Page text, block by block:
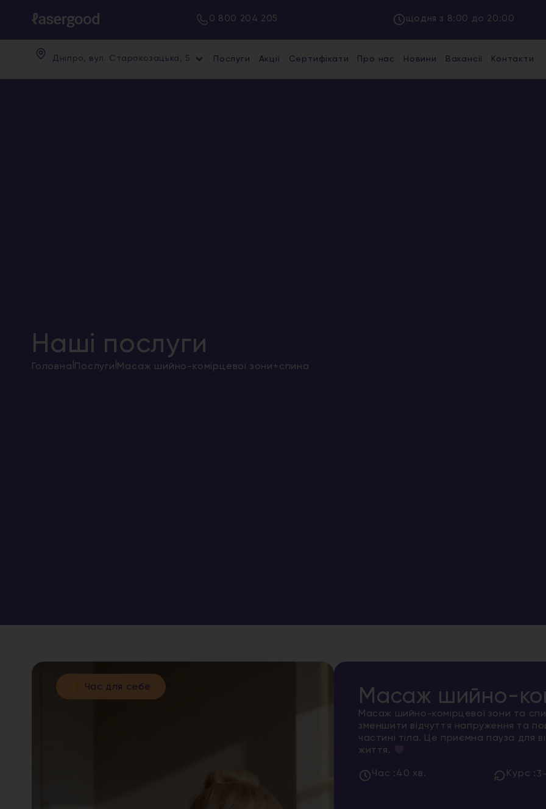
0 800 204 205 щодня з 8:00 до 20:00
Дніпро, вул. Старокозацька, 5 Послуги Акції Сертифікати Про нас Новини Вакансії Контакти
Наші послуги
Головна Послуги Масаж шийно-комірцевої зони+спина
Час для себе Масаж шийно-
Масаж шийно-комірцевої зони та
зменшити відчуття напруження та
частині тіла. Це приємна пауза для
життя.
Час :40 хв. Курс :